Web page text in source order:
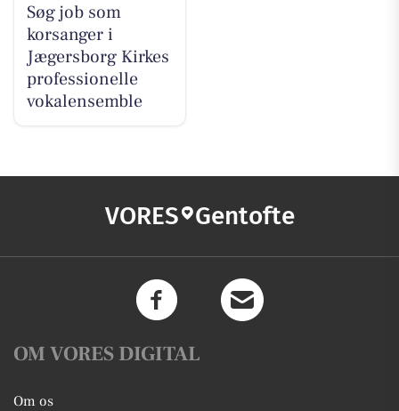
Søg job som
korsanger i
Jægersborg Kirkes
professionelle
vokalensemble
VORES Gentofte
OM VORES DIGITAL
Om os